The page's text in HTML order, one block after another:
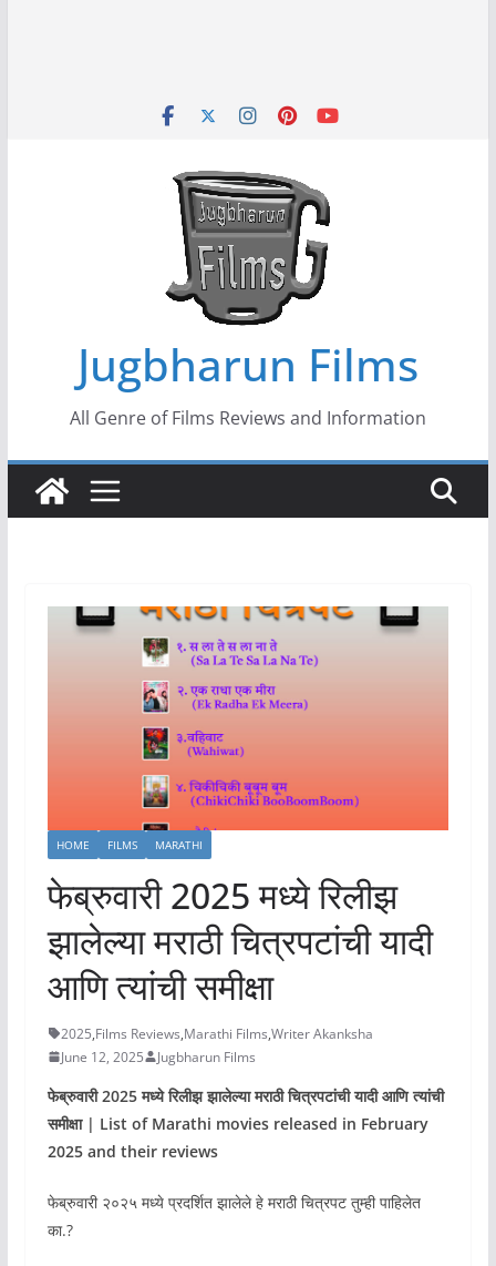
Jugbharun Films
All Genre of Films Reviews and Information
HOME FILMS MARATHI
फेब्रुवारी 2025 मध्ये रिलीझ
झालेल्या मराठी चित्रपटांची यादी
आणि त्यांची समीक्षा
2025,Films Reviews,Marathi Films,Writer Akanksha
June 12, 2025
Jugbharun Films
फेब्रुवारी 2025 मध्ये रिलीझ झालेल्या मराठी चित्रपटांची यादी आणि त्यांची
समीक्षा | List of Marathi movies released in February
2025 and their reviews
फेब्रुवारी २०२५ मध्ये प्रदर्शित झालेले हे मराठी चित्रपट तुम्ही पाहिलेत
का.?